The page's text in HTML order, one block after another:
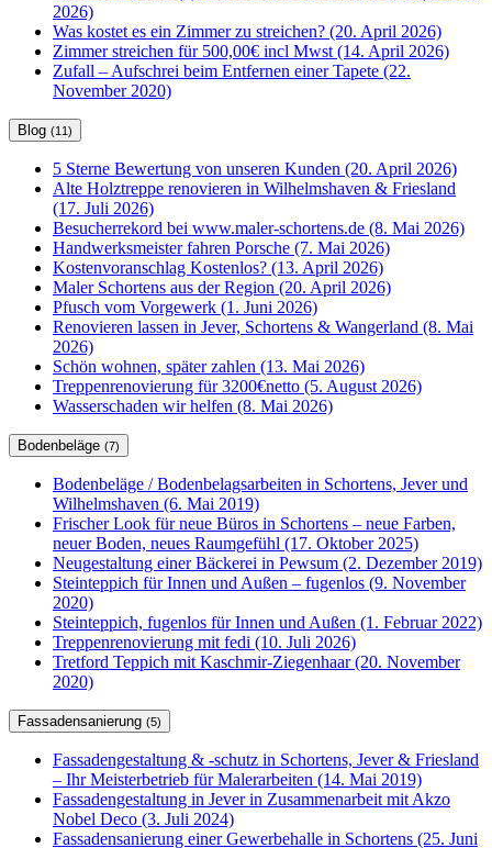
2026)
Was kostet es ein Zimmer zu streichen? (20. April 2026)
Zimmer streichen für 500,00€ incl Mwst (14. April 2026)
Zufall – Aufschrei beim Entfernen einer Tapete (22.
November 2020)
Blog (11)
5 Sterne Bewertung von unseren Kunden (20. April 2026)
Alte Holztreppe renovieren in Wilhelmshaven & Friesland
(17. Juli 2026)
Besucherrekord bei www.maler-schortens.de (8. Mai 2026)
Handwerksmeister fahren Porsche (7. Mai 2026)
Kostenvoranschlag Kostenlos? (13. April 2026)
Maler Schortens aus der Region (20. April 2026)
Pfusch vom Vorgewerk (1. Juni 2026)
Renovieren lassen in Jever, Schortens & Wangerland (8. Mai
2026)
Schön wohnen, später zahlen (13. Mai 2026)
Treppenrenovierung für 3200€netto (5. August 2026)
Wasserschaden wir helfen (8. Mai 2026)
Bodenbeläge (7)
Bodenbeläge / Bodenbelagsarbeiten in Schortens, Jever und
Wilhelmshaven (6. Mai 2019)
Frischer Look für neue Büros in Schortens – neue Farben,
neuer Boden, neues Raumgefühl (17. Oktober 2025)
Neugestaltung einer Bäckerei in Pewsum (2. Dezember 2019)
Steinteppich für Innen und Außen – fugenlos (9. November
2020)
Steinteppich, fugenlos für Innen und Außen (1. Februar 2022)
Treppenrenovierung mit fedi (10. Juli 2026)
Tretford Teppich mit Kaschmir-Ziegenhaar (20. November
2020)
Fassadensanierung (5)
Fassadengestaltung & -schutz in Schortens, Jever & Friesland
– Ihr Meisterbetrieb für Malerarbeiten (14. Mai 2019)
Fassadengestaltung in Jever in Zusammenarbeit mit Akzo
Nobel Deco (3. Juli 2024)
Fassadensanierung einer Gewerbehalle in Schortens (25. Juni